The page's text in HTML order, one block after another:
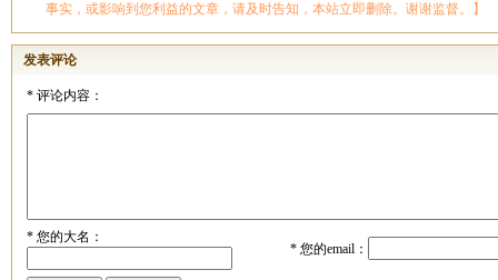
事实，或影响到您利益的文章，请及时告知，本站立即删除。谢谢监督。】
发表评论
*评论内容：
*您的大名：
*您的email：